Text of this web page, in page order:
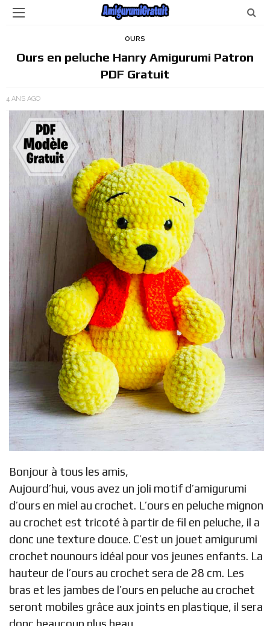
OURS
Ours en peluche Hanry Amigurumi Patron
PDF Gratuit
4 ANS AGO
Bonjour à tous les amis,
Aujourd’hui, vous avez un joli motif d’amigurumi
d’ours en miel au crochet. L’ours en peluche mignon
au crochet est tricoté à partir de fil en peluche, il a
donc une texture douce. C’est un jouet amigurumi
crochet nounours idéal pour vos jeunes enfants. La
hauteur de l’ours au crochet sera de 28 cm. Les
bras et les jambes de l’ours en peluche au crochet
seront mobiles grâce aux joints en plastique, il sera